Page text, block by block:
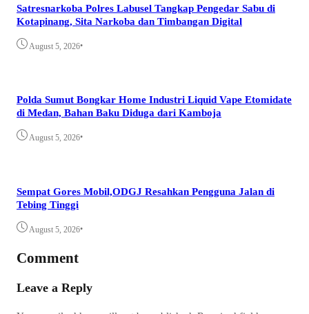
Satresnarkoba Polres Labusel Tangkap Pengedar Sabu di
Kotapinang, Sita Narkoba dan Timbangan Digital
August 5, 2026•
Polda Sumut Bongkar Home Industri Liquid Vape Etomidate
di Medan, Bahan Baku Diduga dari Kamboja
August 5, 2026•
Sempat Gores Mobil,ODGJ Resahkan Pengguna Jalan di
Tebing Tinggi
August 5, 2026•
Comment
Leave a Reply